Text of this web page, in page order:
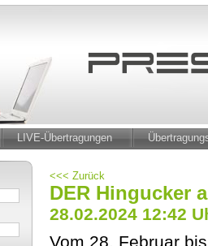
LIVE-Übertragungen
<<< Zurück
DER Hingucker
28.02.2024 12:42
Vom 28. Februar